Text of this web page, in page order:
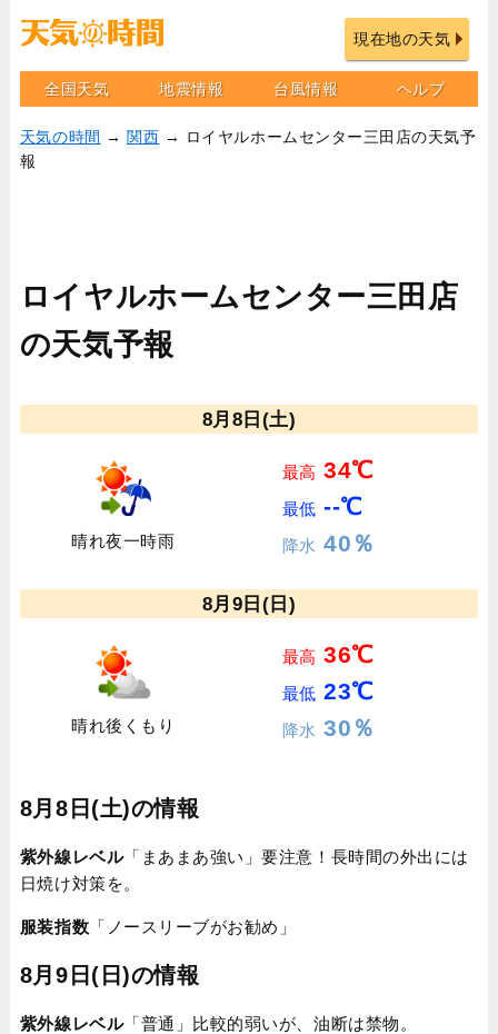
現在地の天気
全国天気 地震情報 台風情報 ヘルプ
天気の時間 → 関西 → ロイヤルホームセンター三田店の天気予
報
ロイヤルホームセンター三田店
の天気予報
8月8日(土)
晴れ夜一時雨
最高 34℃
最低 --℃
降水 40％
8月9日(日)
晴れ後くもり
最高 36℃
最低 23℃
降水 30％
8月8日(土)の情報
紫外線レベル「まあまあ強い」要注意！長時間の外出には
日焼け対策を。
服装指数 「ノースリーブがお勧め」
8月9日(日)の情報
紫外線レベル「普通」比較的弱いが、油断は禁物。